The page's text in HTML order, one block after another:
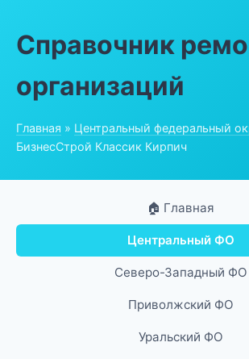
Справочник
организаций
Главная » Центральный федеральный
БизнесСтрой Классик Кирпич
🏠 Главная
Центральный ФО
Северо-Западный ФО
Приволжский ФО
Уральский ФО